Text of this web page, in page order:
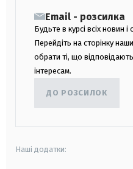
Email - розсилка
Будьте в курсі всіх новин
Перейдіть на сторінку
обрати ті, що
інтересам.
ДО РОЗСИЛОК
Наші додатки: